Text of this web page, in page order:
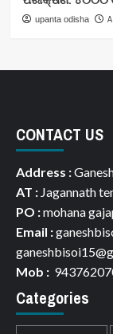
upanta odisha
CONTACT US
Address :
AT : Jagannath
PO :mohana
Email :
Mob :
Categories